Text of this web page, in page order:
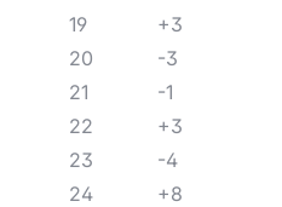
19
+3
20
-3
21
-1
22
+3
23
-4
24
+8